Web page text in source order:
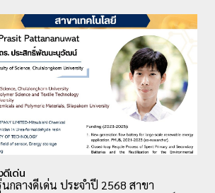
ดีเด่น
กลางดีเด่น ประจำปี 2568 สาขา